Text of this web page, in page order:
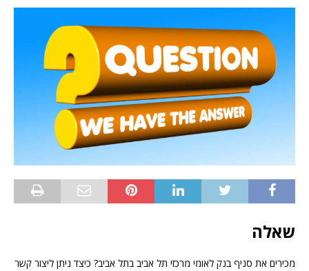
שאלה
מכירים את סניף בנק לאומי מרכזי תל אביב בתל אביב? כיצד ניתן ליצור קשר